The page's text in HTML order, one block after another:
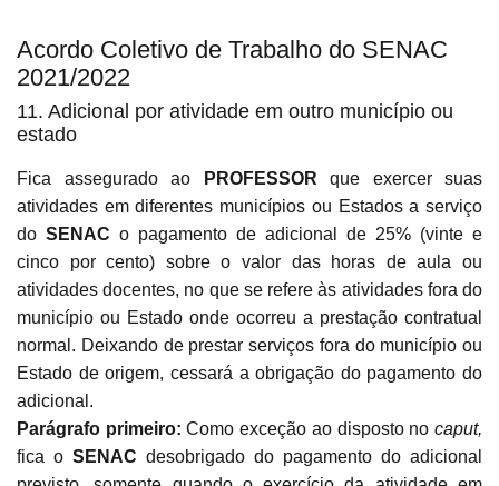
Acordo Coletivo de Trabalho do SENAC
2021/2022
11. Adicional por atividade em outro município ou
estado
Fica assegurado ao PROFESSOR que exercer suas
atividades em diferentes municípios ou Estados a serviço
do SENAC o pagamento de adicional de 25% (vinte e
cinco por cento) sobre o valor das horas de aula ou
atividades docentes, no que se refere às atividades fora do
município ou Estado onde ocorreu a prestação contratual
normal. Deixando de prestar serviços fora do município ou
Estado de origem, cessará a obrigação do pagamento do
adicional.
Parágrafo primeiro:Como exceção ao disposto nocaput,
fica o SENAC desobrigado do pagamento do adicional